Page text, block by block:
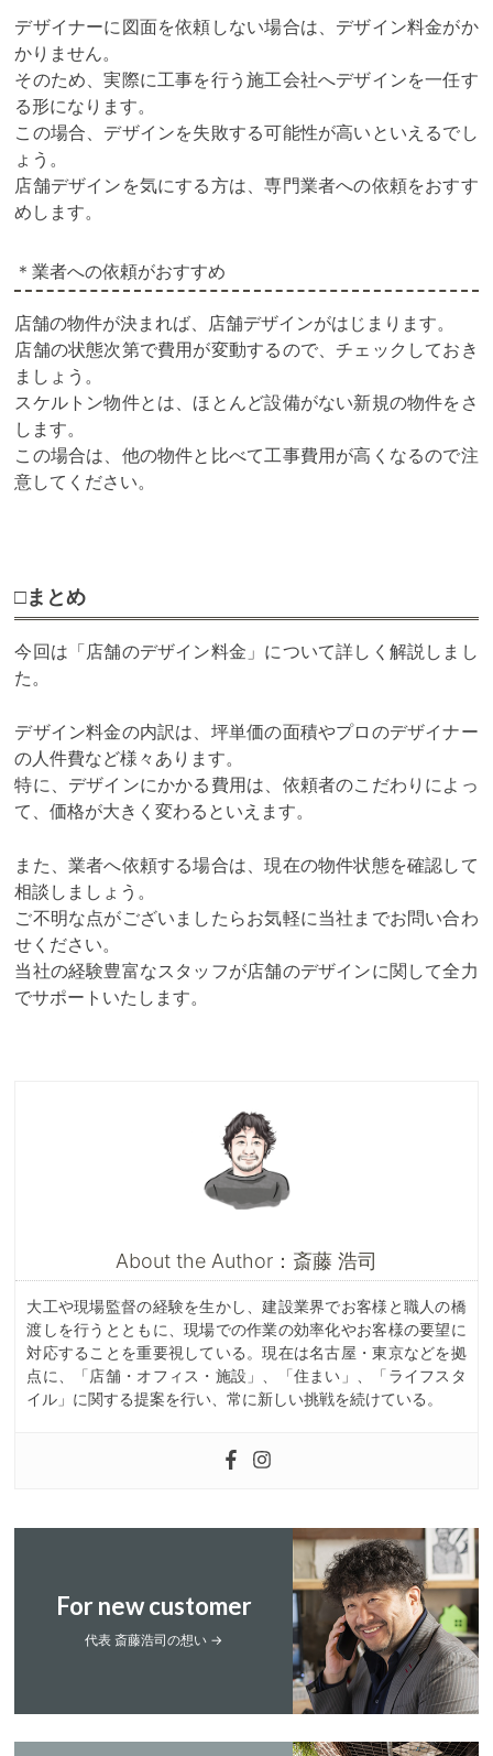
デザイナーに図面を依頼しない場合は、デザイン料金がか
かりません。
そのため、実際に工事を行う施工会社へデザインを一任す
る形になります。
この場合、デザインを失敗する可能性が高いといえるでし
ょう。
店舗デザインを気にする方は、専門業者への依頼をおすす
めします。
＊業者への依頼がおすすめ
店舗の物件が決まれば、店舗デザインがはじまります。
店舗の状態次第で費用が変動するので、チェックしておき
ましょう。
スケルトン物件とは、ほとんど設備がない新規の物件をさ
します。
この場合は、他の物件と比べて工事費用が高くなるので注
意してください。
□まとめ
今回は「店舗のデザイン料金」について詳しく解説しまし
た。
デザイン料金の内訳は、坪単価の面積やプロのデザイナー
の人件費など様々あります。
特に、デザインにかかる費用は、依頼者のこだわりによっ
て、価格が大きく変わるといえます。
また、業者へ依頼する場合は、現在の物件状態を確認して
相談しましょう。
ご不明な点がございましたらお気軽に当社までお問い合わ
せください。
当社の経験豊富なスタッフが店舗のデザインに関して全力
でサポートいたします。
About the Author：斎藤 浩司
大工や現場監督の経験を生かし、建設業界でお客様と職人の橋
渡しを行うとともに、現場での作業の効率化やお客様の要望に
対応することを重要視している。現在は名古屋・東京などを拠
点に、「店舗・オフィス・施設」、「住まい」、「ライフスタ
イル」に関する提案を行い、常に新しい挑戦を続けている。
For new customer
代表 斎藤浩司の想い →